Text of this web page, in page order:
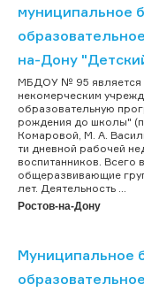
муниципальное
на-Дону
МБДОУ № 95 является
некомерческим
образовательную
рождения до школы"
Комаровой, М. А.
ти дневной рабочей
воспитанников. Всего
общеразвивающие
лет. Деятельность ...
Ростов-на-Дону
Муниципальное